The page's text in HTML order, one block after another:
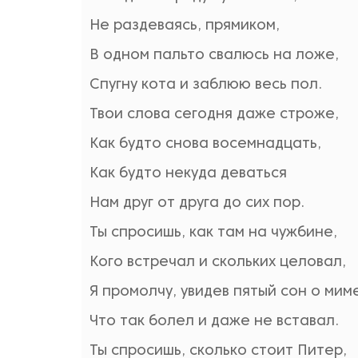
Не раздеваясь, прямиком,
В одном пальто свалюсь на ложе,
Спугну кота и заблюю весь пол.
Твои слова сегодня даже строже,
Как будто снова восемнадцать,
Как будто некуда деваться
Нам друг от друга до сих пор.
Ты спросишь, как там на чужбине,
Кого встречал и скольких целовал,
Я промолчу, увидев пятый сон о
Что так болел и даже не вставал.
Ты спросишь, сколько стоит Питер,